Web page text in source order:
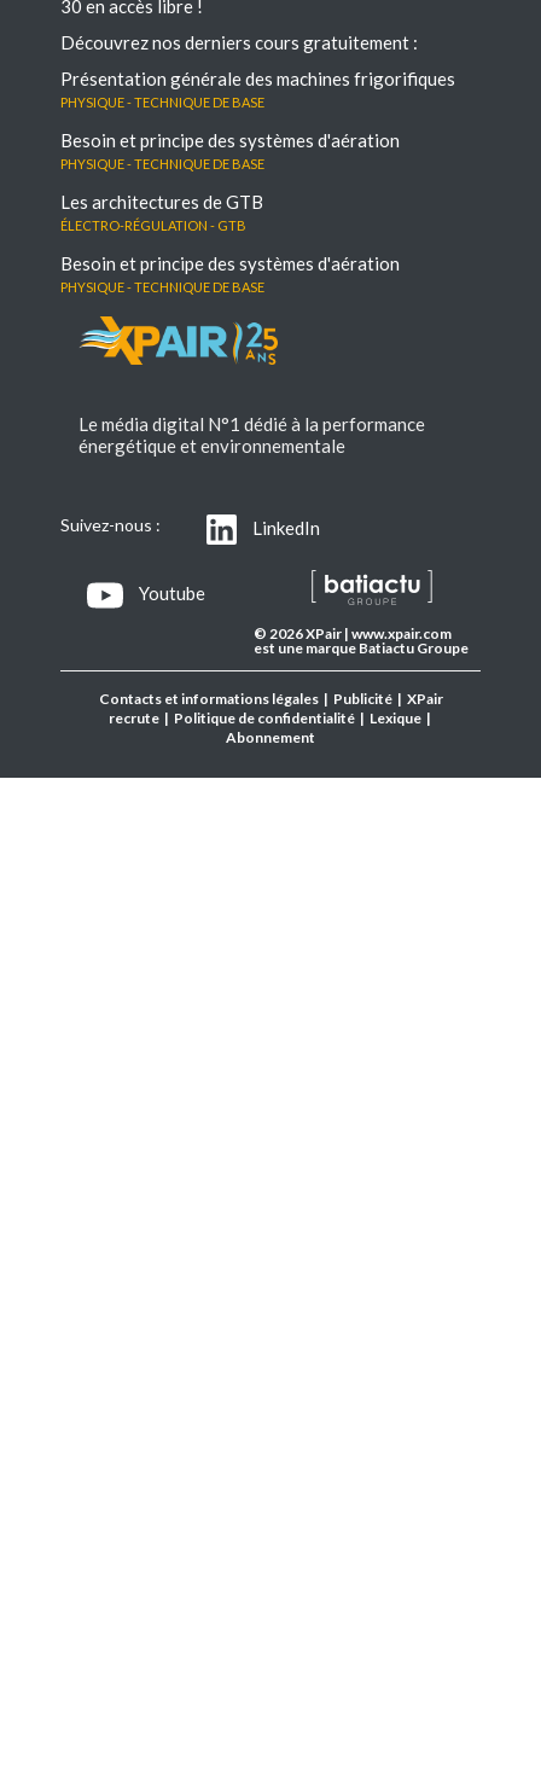
30 en accès libre !
Découvrez nos derniers cours gratuitement :
Présentation générale des machines frigorifiques
Physique - Technique de base
Besoin et principe des systèmes d'aération
Physique - Technique de base
Les architectures de GTB
électro-régulation - GTB
Besoin et principe des systèmes d'aération
Physique - Technique de base
Le média digital N°1 dédié à la performance
énergétique et environnementale
Suivez-nous : LinkedIn
Youtube
© 2026 XPair | www.xpair.com
est une marque Batiactu Groupe
Contacts et informations légales| Publicité| XPair
recrute| Politique de confidentialité| Lexique|
Abonnement